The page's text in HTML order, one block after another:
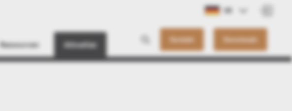
Ressourcen Aktuelles Kontakt Downloads
DE